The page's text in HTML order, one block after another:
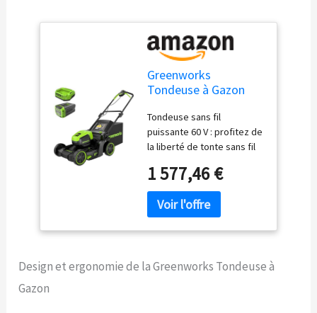
Greenworks
Tondeuse à Gazon
cm, Batterie 4,0 Ah et
Chargeur 3 A
Tondeuse sans fil
puissante 60 V : profitez de
la liberté de tonte sans fil
gazon poussée de 60 V,
offrant jusqu'à 40 minutes
d'autonomie sur une
batterie de 4,0 Ah
entièrement chargée.
avec un temps de charge
1 577,46 €
Design et ergonomie de la Greenworks Tondeuse à
Gazon